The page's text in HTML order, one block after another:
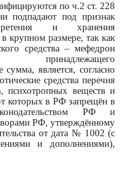
по ч.2 ст. 228
подпадают под признак
и хранения
в крупном размере, так как
средства – мефедрон
принадлежащего
сумма, является, согласно
средства перечня
психотропных веществ и
которых в РФ запрещён в
РФ и
РФ, утверждённому
от дата № 1002 (с
и дополнениями),